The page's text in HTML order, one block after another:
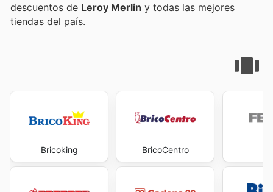
descuentos de Leroy Merlin y todas las mejores
tiendas del país.
Bricoking BricoCentro